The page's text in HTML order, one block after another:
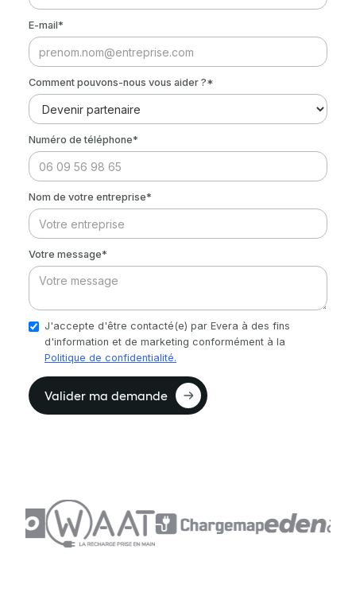
E-mail*
Comment pouvons-nous vous aider ?*
Numéro de téléphone*
Nom de votre entreprise*
Votre message*
J'accepte d'être contacté(e) par Evera à des fins
d'information et de marketing conformément à la
Politique de confidentialité.